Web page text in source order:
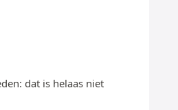
dat is helaas niet